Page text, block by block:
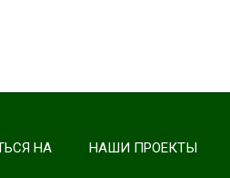
НА
НАШИ ПРОЕКТЫ